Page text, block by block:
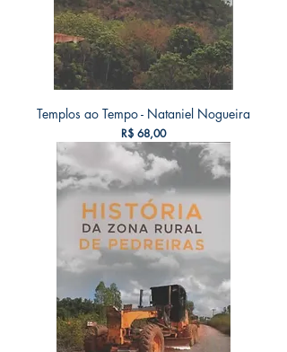
Templos ao Tempo - Nataniel Nogueira
Preço
R$ 68,00